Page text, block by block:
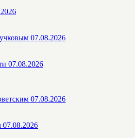
07.08.2026
07.08.2026
07.08.2026